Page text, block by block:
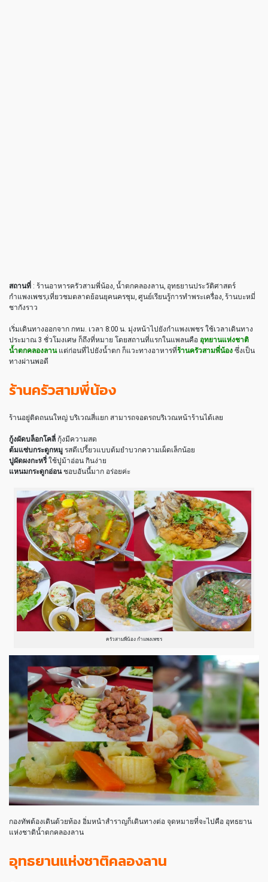
สถานที่ : ร้านอาหารครัวสามพี่น้อง, น้ำตกคลองลาน, อุทธยานประวัติศาสตร์
กำแพงเพชร,เที่ยวชมตลาดย้อนยุคนครชุม, ศูนย์เรียนรู้การทำพระเครื่อง, ร้านบะหมี่
ชากังราว
เริ่มเดินทางออกจาก กทม. เวลา 8:00 น. มุ่งหน้าไปยังกำแพงเพชร ใช้เวลาเดินทาง
ประมาณ 3 ชั่วโมงเศษ ก็ถึงที่หมาย โดยสถานที่แรกในแพลนคือ อุทยานแห่งชาติ
น้ำตกคลองลานแต่ก่อนที่ไปยังน้ำตก ก็แวะทางอาหารที่ร้านครัวสามพี่น้อง ซึ่งเป็น
ทางผ่านพอดี
ร้านครัวสามพี่น้อง
ร้านอยู่ติดถนนใหญ่ บริเวณสี่แยก สามารถจอดรถบริเวณหน้าร้านได้เลย
กู้งผัดบล็อกโคลี่ กุ้งมีความสด
ต้มแซ่บกระดูกหมู รสดีเปรี้ยวแบบต้มยำบวกความเผ็ดเล็กน้อย
ปูผัดผงกะหรี่ใช้ปูม้าอ่อน กินง่าย
แหนมกระดูกอ่อนชอบอันนี้มาก อร่อยค่ะ
ครัวสามพี่น้อง กำแพงเพชร
กองทัพต้องเดินด้วยท้อง อิ่มหนำสำราญก็เดินทางต่อ จุดหมายที่จะไปคือ อุทธยาน
แห่งชาติน้ำตกคลองลาน
อุทธยานแห่งชาติคลองลาน